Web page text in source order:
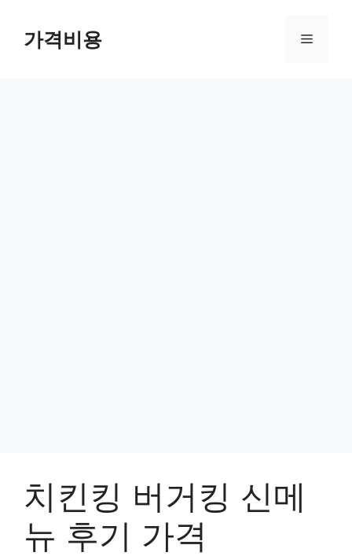
가격비용 메
치킨킹 버거킹 신메
뉴 후기 가격